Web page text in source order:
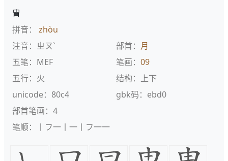
胄
拼音： zhòu
注音：ㄓㄡˋ
部首： 月
五笔：MEF
笔画： 09
五行：火
结构：上下
unicode：80c4
gbk码：ebd0
部首笔画：4
笔顺：丨フ一丨一丨フ一一